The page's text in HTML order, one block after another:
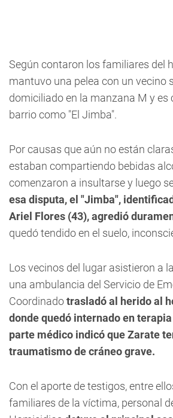
Según contaron los familiares del
mantuvo una pelea con un vecino
domiciliado en la manzana M y es
barrio como "El Jimba".
Por causas que aún no están
estaban compartiendo bebidas
comenzaron a insultarse y luego
esa disputa, el "Jimba",
Ariel Flores (43), agredió
quedó tendido en el suelo,
Los vecinos del lugar asistieron a
una ambulancia del Servicio de
Coordinadotrasladó al herido al
donde quedó internado en
parte médico indicó que Zarate
traumatismo de cráneo grave.
Con el aporte de testigos, entre
familiares de la víctima, personal